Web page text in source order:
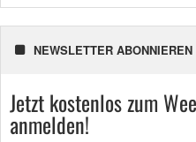
NEWSLETTER ABONNIEREN
Jetzt kostenlos zum
anmelden!